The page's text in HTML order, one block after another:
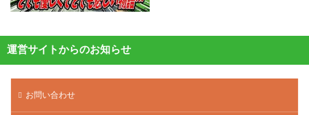
運営サイトからのお知らせ
お問い合わせ